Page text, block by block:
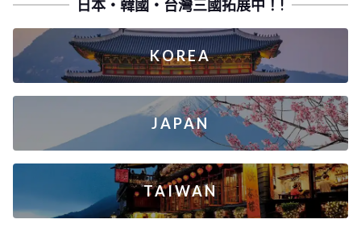
日本・韓國・台灣三國拓展中！!
KOREA
JAPAN
TAIWAN